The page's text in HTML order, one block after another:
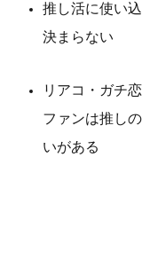
推し活に使い
決まらない
リアコ・ガチ
ファンは推し
いがある